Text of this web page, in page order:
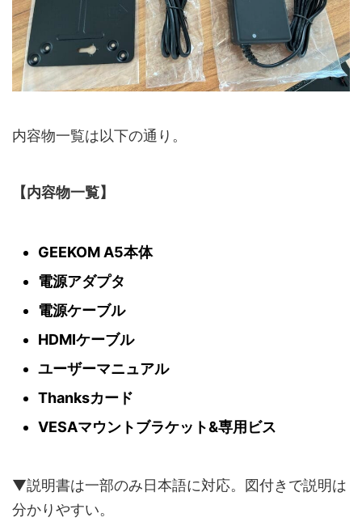
内容物一覧は以下の通り。
【内容物一覧】
GEEKOM A5本体
電源アダプタ
電源ケーブル
HDMIケーブル
ユーザーマニュアル
Thanksカード
VESAマウントブラケット&専用ビス
▼説明書は一部のみ日本語に対応。図付きで説明は
分かりやすい。